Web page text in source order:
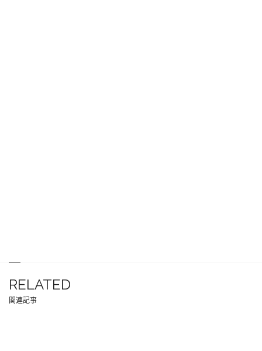
RELATED
関連記事